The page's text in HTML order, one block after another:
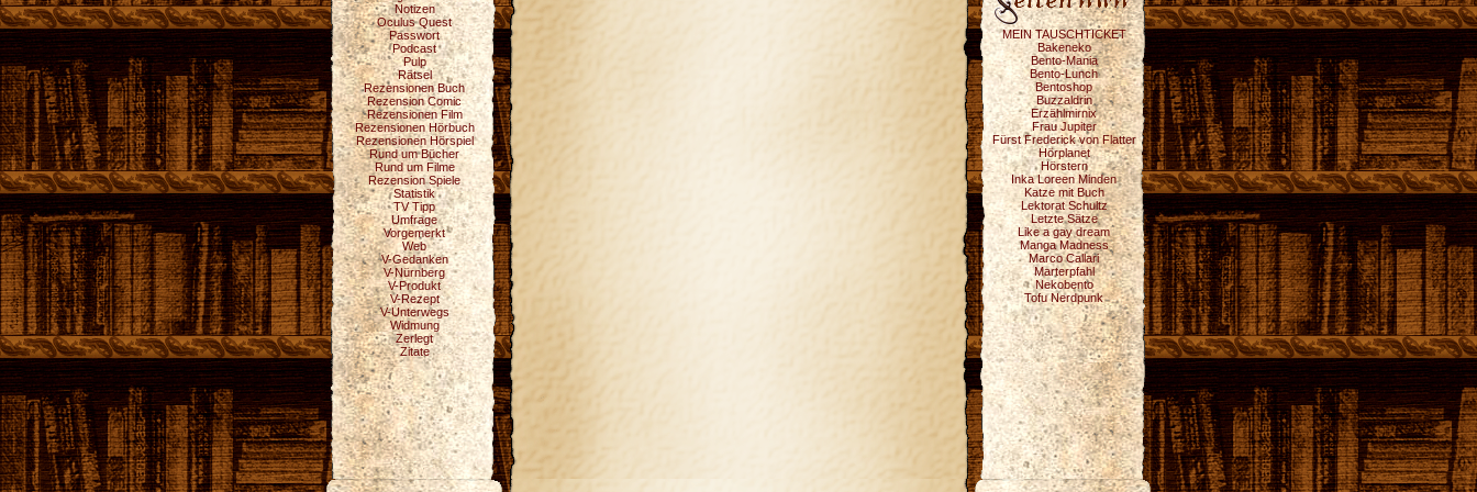
Notizen
Oculus Quest
Passwort
Podcast
Pulp
Rätsel
Rezensionen Buch
Rezension Comic
Rezensionen Film
Rezensionen Hörbuch
Rezensionen Hörspiel
Rund um Bücher
Rund um Filme
Rezension Spiele
Statistik
TV Tipp
Umfrage
Vorgemerkt
Web
V-Gedanken
V-Nürnberg
V-Produkt
V-Rezept
V-Unterwegs
Widmung
Zerlegt
Zitate
MEIN TAUSCHTICKET
Bakeneko
Bento-Mania
Bento-Lunch
Bentoshop
Buzzaldrin
Erzählmirnix
Frau Jupiter
Fürst Frederick von Flatter
Hörplanet
Hörstern
Inka Loreen Minden
Katze mit Buch
Lektorat Schultz
Letzte Sätze
Like a gay dream
Manga Madness
Marco Callari
Marterpfahl
Nekobento
Tofu Nerdpunk